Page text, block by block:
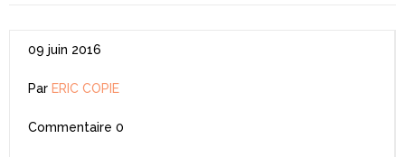
09 juin 2016
Par ERIC COPIE
Commentaire 0